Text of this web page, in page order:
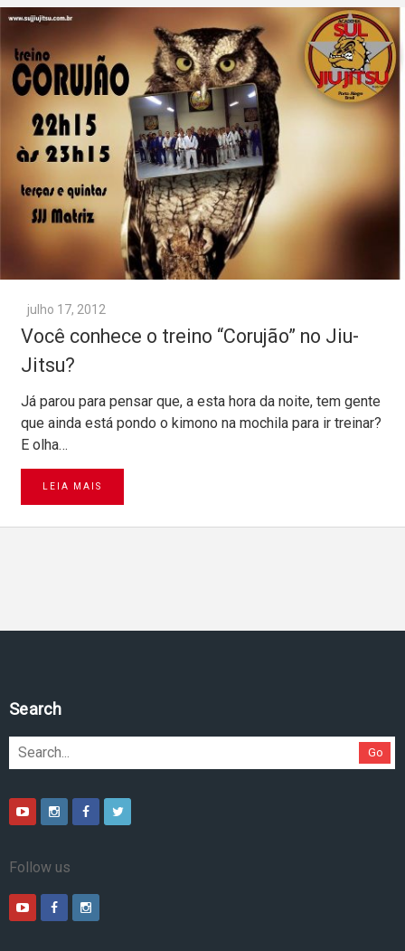
julho 17, 2012
Você conhece o treino “Corujão” no Jiu-
Jitsu?
Já parou para pensar que, a esta hora da noite, tem gente
que ainda está pondo o kimono na mochila para ir treinar?
E olha…
LEIA MAIS
Pesquise no site
Go
Follow us